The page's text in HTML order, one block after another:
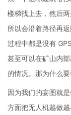
楼梯找上去，然后
所以会沿着路径再
过程中都是没有
甚至可以在矿山内
的情况。那为什么
因为我们的妄图就
方面把无人机越做